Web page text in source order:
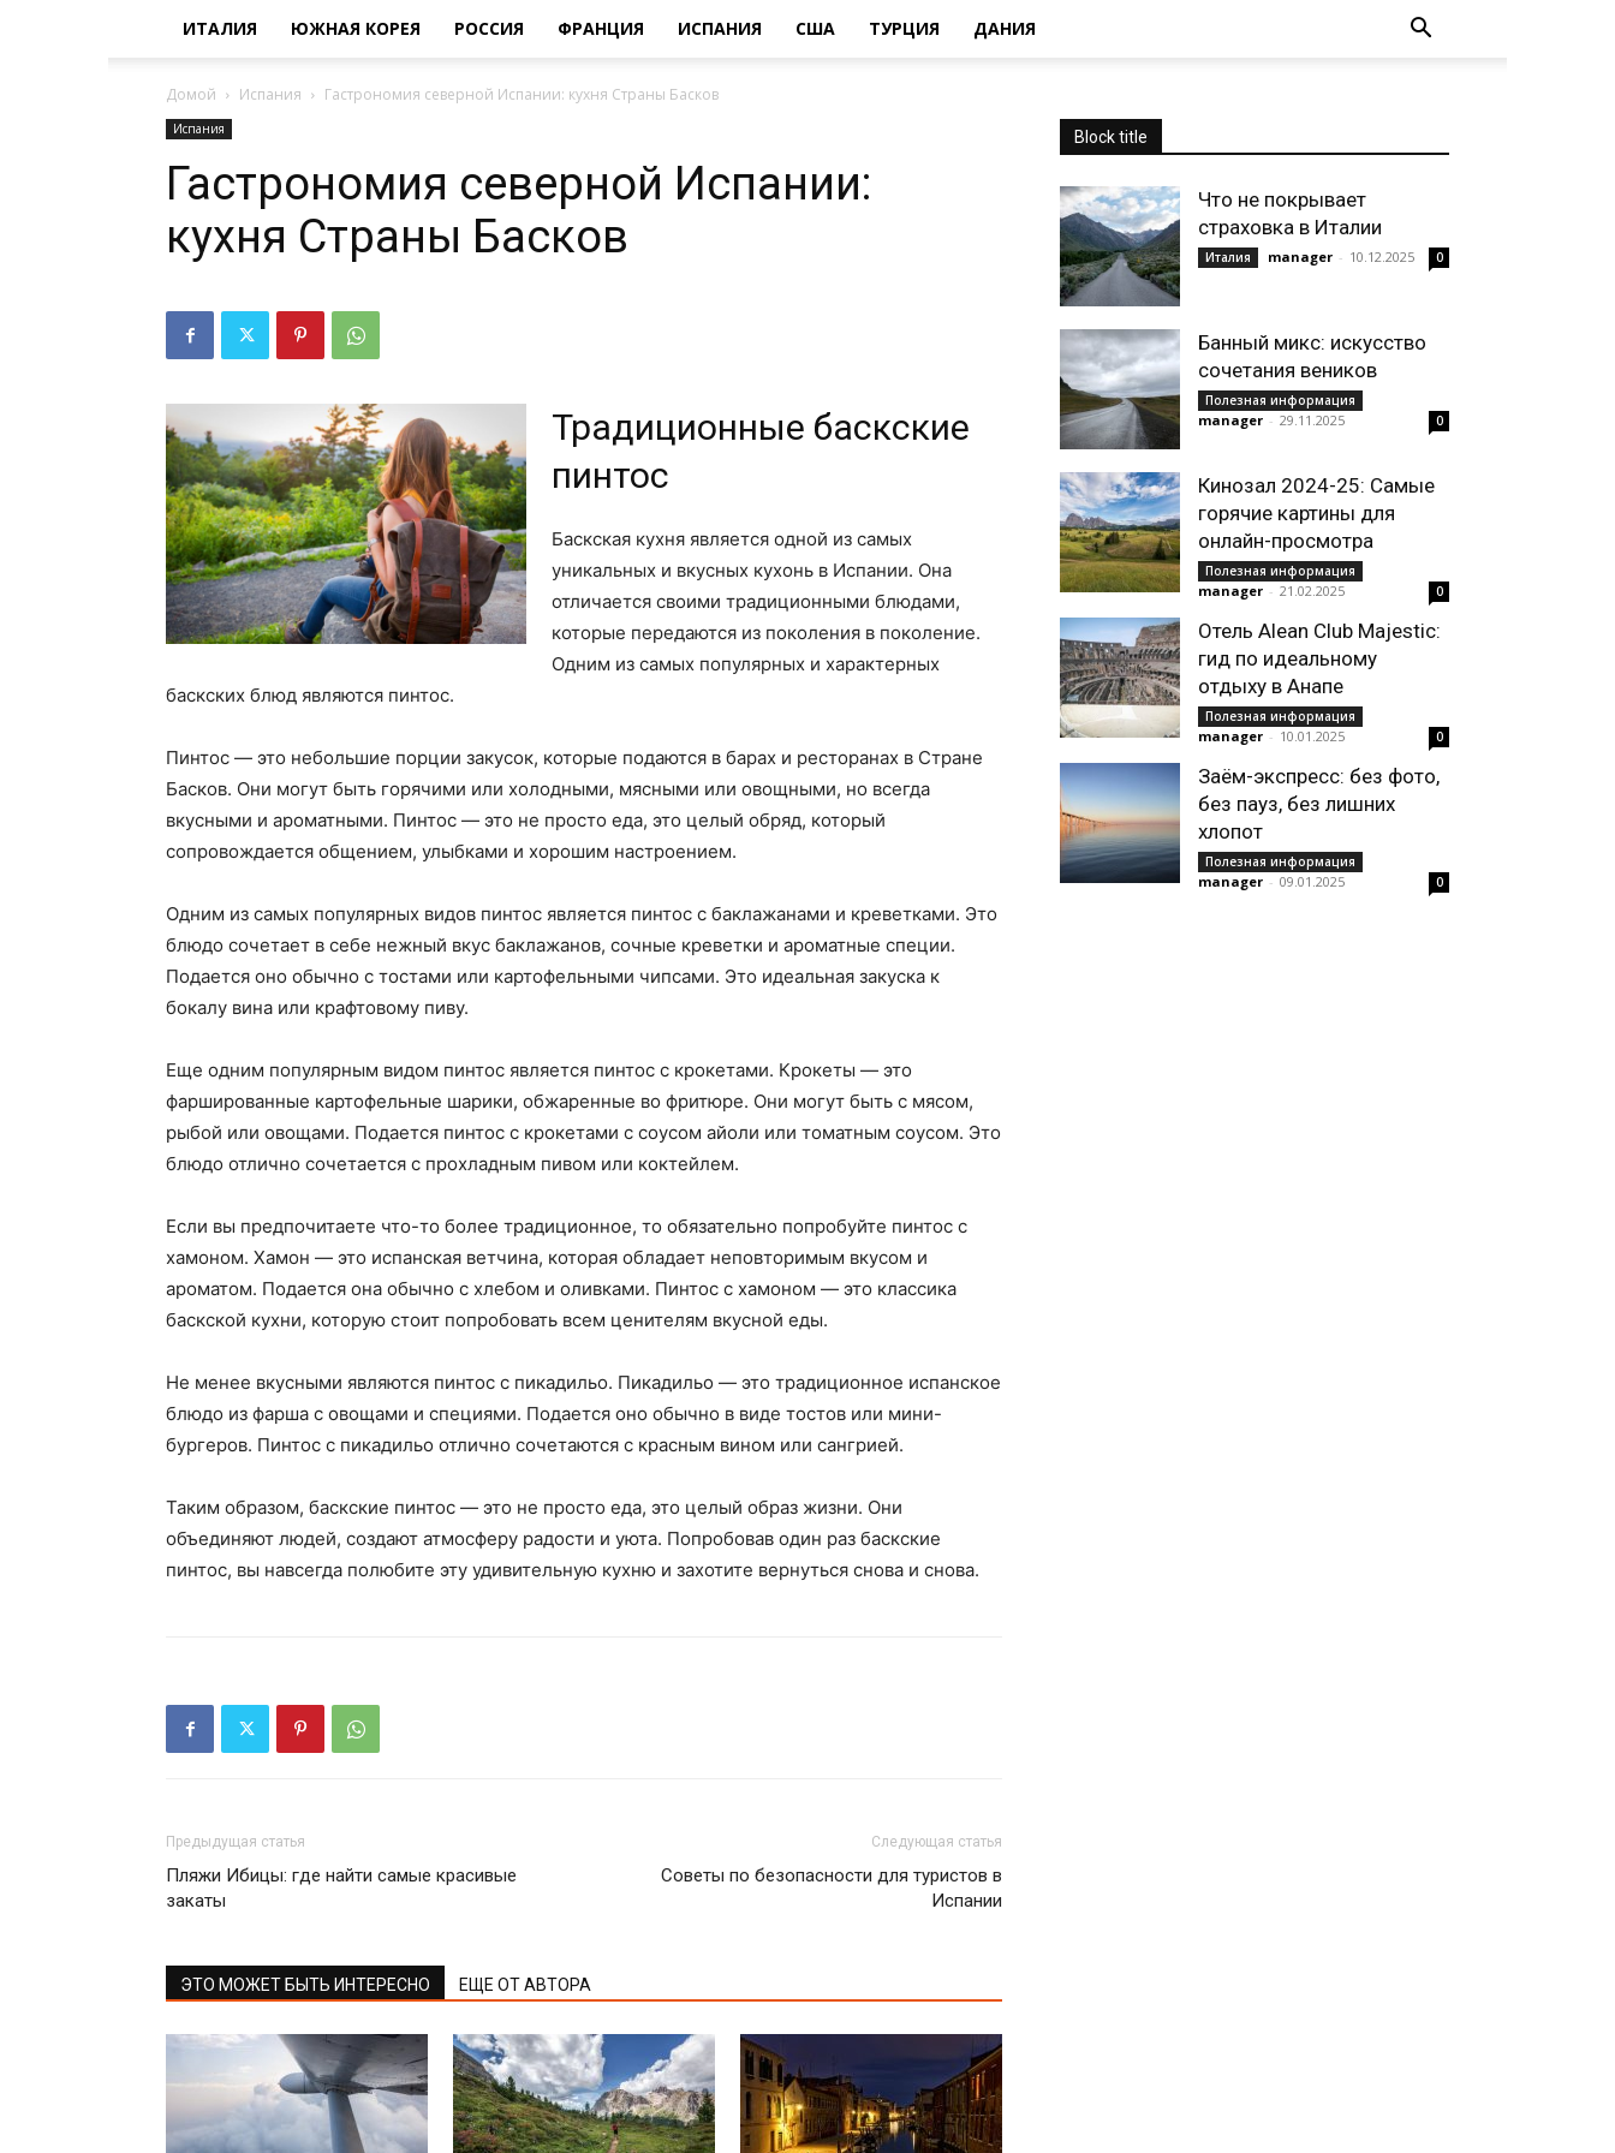
ИТАЛИЯ ЮЖНАЯ КОРЕЯ РОССИЯ ФРАНЦИЯ ИСПАНИЯ США ТУРЦИЯ ДАНИЯ
Домой Испания Гастрономия северной Испании: кухня Страны Басков
Испания
Гастрономия северной Испании:
кухня Страны Басков
Традиционные баскские
пинтос
Баскская кухня является одной из самых
уникальных и вкусных кухонь в Испании. Она
отличается своими традиционными блюдами,
которые передаются из поколения в поколение.
Одним из самых популярных и характерных
баскских блюд являются пинтос.
Пинтос — это небольшие порции закусок, которые подаются в барах и ресторанах в Стране
Басков. Они могут быть горячими или холодными, мясными или овощными, но всегда
вкусными и ароматными. Пинтос — это не просто еда, это целый обряд, который
сопровождается общением, улыбками и хорошим настроением.
Одним из самых популярных видов пинтос является пинтос с баклажанами и креветками. Это
блюдо сочетает в себе нежный вкус баклажанов, сочные креветки и ароматные специи.
Подается оно обычно с тостами или картофельными чипсами. Это идеальная закуска к
бокалу вина или крафтовому пиву.
Еще одним популярным видом пинтос является пинтос с крокетами. Крокеты — это
фаршированные картофельные шарики, обжаренные во фритюре. Они могут быть с мясом,
рыбой или овощами. Подается пинтос с крокетами с соусом айоли или томатным соусом. Это
блюдо отлично сочетается с прохладным пивом или коктейлем.
Если вы предпочитаете что-то более традиционное, то обязательно попробуйте пинтос с
хамоном. Хамон — это испанская ветчина, которая обладает неповторимым вкусом и
ароматом. Подается она обычно с хлебом и оливками. Пинтос с хамоном — это классика
баскской кухни, которую стоит попробовать всем ценителям вкусной еды.
Не менее вкусными являются пинтос с пикадильо. Пикадильо — это традиционное испанское
блюдо из фарша с овощами и специями. Подается оно обычно в виде тостов или мини-
бургеров. Пинтос с пикадильо отлично сочетаются с красным вином или сангрией.
Таким образом, баскские пинтос — это не просто еда, это целый образ жизни. Они
объединяют людей, создают атмосферу радости и уюта. Попробовав один раз баскские
пинтос, вы навсегда полюбите эту удивительную кухню и захотите вернуться снова и снова.
Предыдущая статья
Пляжи Ибицы: где найти самые красивые
закаты
Следующая статья
Советы по безопасности для туристов в
Испании
ЭТО МОЖЕТ БЫТЬ ИНТЕРЕСНО ЕЩЕ ОТ АВТОРА
Block title
Что не покрывает
страховка в Италии
Италия manager - 10.12.2025 0
Банный микс: искусство
сочетания веников
Полезная информация
manager - 29.11.2025 0
Кинозал 2024-25: Самые
горячие картины для
онлайн-просмотра
Полезная информация
manager - 21.02.2025 0
Отель Alean Club Majestic:
гид по идеальному
отдыху в Анапе
Полезная информация
manager - 10.01.2025 0
Заём-экспресс: без фото,
без пауз, без лишних
хлопот
Полезная информация
manager - 09.01.2025 0